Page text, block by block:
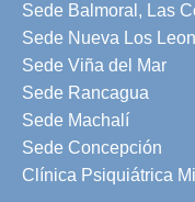
Sede Balmoral, Las
Sede Nueva Los
Sede Viña del Mar
Sede Rancagua
Sede Machalí
Sede Concepción
Clínica Psiquiátrica